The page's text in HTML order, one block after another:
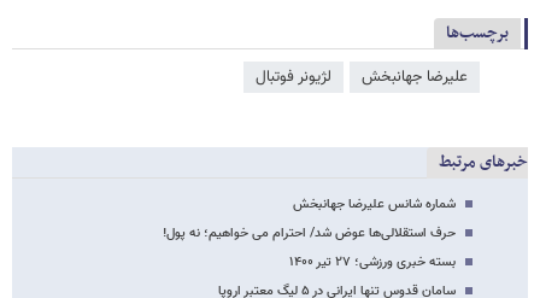
برچسب‌ها
علیرضا جهانبخش لژیونر فوتبال
خبرهای مرتبط
شماره شانس علیرضا جهانبخش
حرف استقلالی‌ها عوض شد/ احترام می خواهیم؛ نه پول!
بسته خبری ورزشی؛ ۲۷ تیر ۱۴۰۰
سامان قدوس تنها ایرانی در ۵ لیگ معتبر اروپا